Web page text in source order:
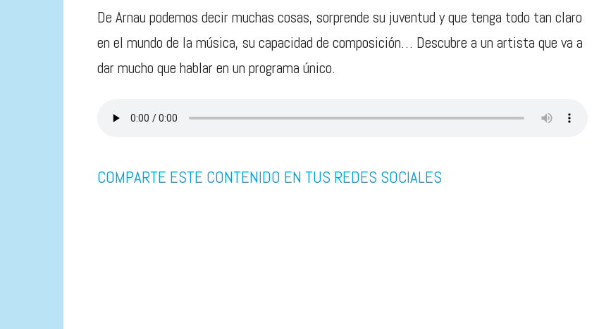
De Arnau podemos decir muchas cosas, sorprende su juventud y que tenga todo tan claro
en el mundo de la música, su capacidad de composición… Descubre a un artista que va a
dar mucho que hablar en un programa único.
COMPARTE ESTE CONTENIDO EN TUS REDES SOCIALES